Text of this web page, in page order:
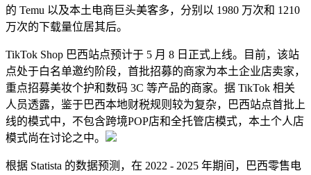
的 Temu 以及本土电商巨头美客多，分别以 1980 万次和 1210
万次的下载量位居其后。
TikTok Shop 巴西站点预计于 5 月 8 日正式上线。目前，该站
点处于白名单邀约阶段，首批招募的商家为本土企业店卖家，
重点招募美妆个护和数码 3C 等产品的商家。据 TikTok 相关
人员透露，鉴于巴西本地财税规则较为复杂，巴西站点首批上
线的模式中，不包含跨境POP店和全托管店模式，本土个人店
模式尚在讨论之中。
根据 Statista 的数据预测，在 2022 - 2025 年期间，巴西零售电